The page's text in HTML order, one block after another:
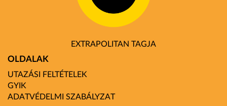
EXTRAPOLITAN TAGJA
OLDALAK
UTAZÁSI FELTÉTELEK
GYIK
ADATVÉDELMI SZABÁLYZAT